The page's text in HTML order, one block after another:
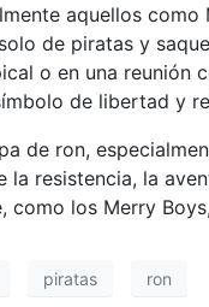
aquellos
de piratas y
o en una reunión
de libertad y
de ron,
la resistencia, la
como los Merry
piratas ron